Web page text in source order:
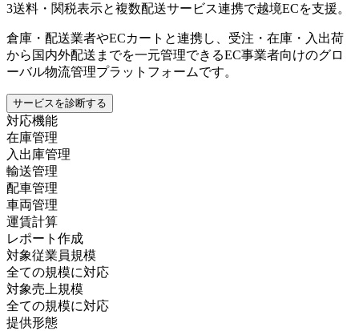
3送料・関税表示と複数配送サービス連携で越境ECを支援。
倉庫・配送業者やECカートと連携し、受注・在庫・入出荷
から国内外配送までを一元管理できるEC事業者向けのグロ
ーバル物流管理プラットフォームです。
サービスを診断する
対応機能
在庫管理
入出庫管理
輸送管理
配車管理
車両管理
運賃計算
レポート作成
対象従業員規模
全ての規模に対応
対象売上規模
全ての規模に対応
提供形態